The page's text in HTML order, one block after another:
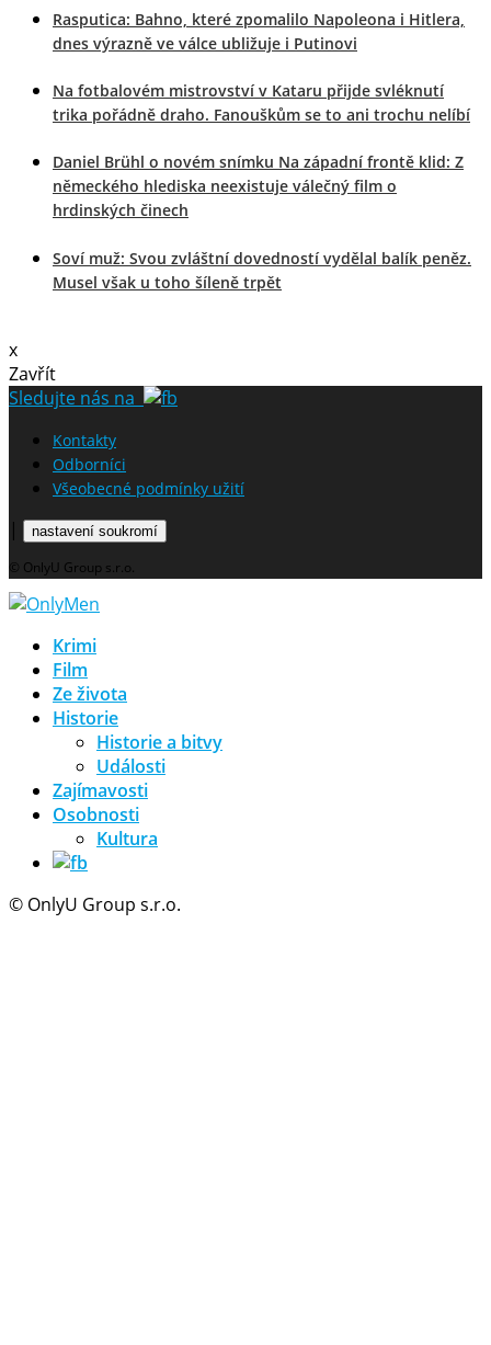
Rasputica: Bahno, které zpomalilo Napoleona i Hitlera,
dnes výrazně ve válce ubližuje i Putinovi
Na fotbalovém mistrovství v Kataru přijde svléknutí
trika pořádně draho. Fanouškům se to ani trochu nelíbí
Daniel Brühl o novém snímku Na západní frontě klid: Z
německého hlediska neexistuje válečný film o
hrdinských činech
Soví muž: Svou zvláštní dovedností vydělal balík peněz.
Musel však u toho šíleně trpět
x
Zavřít
Sledujte nás na
Kontakty
Odborníci
Všeobecné podmínky užití
| nastavení soukromí
© OnlyU Group s.r.o.
Krimi
Film
Ze života
Historie
Historie a bitvy
Události
Zajímavosti
Osobnosti
Kultura
© OnlyU Group s.r.o.